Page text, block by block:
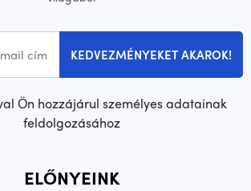
KEDVEZMÉNYEKET AKAROK!
Ön hozzájárul személyes adatainak
feldolgozásához
ELŐNYEINK